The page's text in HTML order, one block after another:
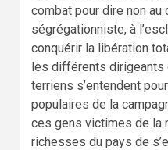
combat pour dire non au
ségrégationniste, à
conquérir la libération
les différents dirigeants
terriens s’entendent
populaires de la
ces gens victimes de la
richesses du pays de